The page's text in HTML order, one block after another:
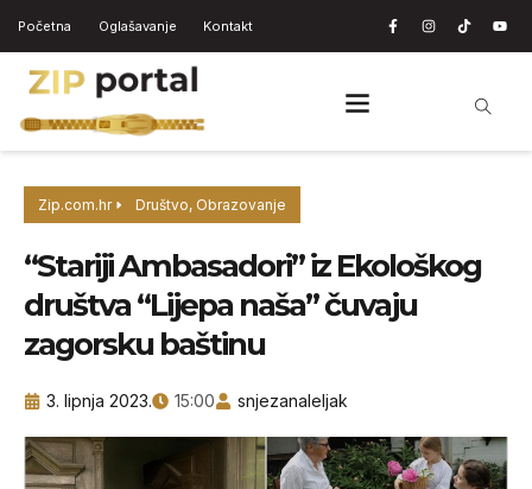
Početna Oglašavanje Kontakt
Zip.com.hr Društvo, Obrazovanje
“Stariji Ambasadori” iz Ekološkog
društva “Lijepa naša” čuvaju
zagorsku baštinu
3. lipnja 2023. 15:00 snjezanaleljak